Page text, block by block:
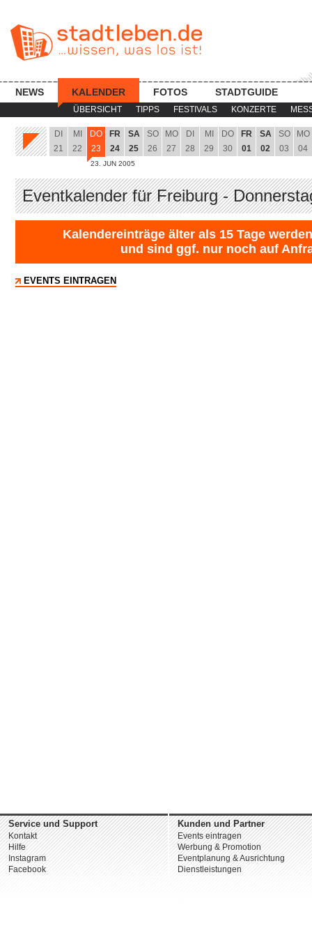
ÜBERSICHT TIPPS FESTIVALS KONZERTE
NEWS KALENDER FOTOS STADTGUIDE
DI
21
MI
22
DO
23
23. JUN 2005
FR
24
SA
25
SO
26
MO
27
DI
28
MI
29
DO
30
FR
01
SA
02
SO
03
MO
04
Eventkalender für Freiburg -
Kalendereinträge älter als 15 Tage
und sind ggf. nur noch auf
EVENTS EINTRAGEN
Service und Support
Kontakt
Hilfe
Instagram
Facebook
Kunden und Partner
Events eintragen
Werbung & Promotion
Eventplanung & Ausrichtung
Dienstleistungen